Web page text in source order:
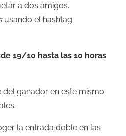
a dos amigos.
usando el hashtag
19/10 hasta las 10 horas
ganador en este mismo
la entrada doble en las